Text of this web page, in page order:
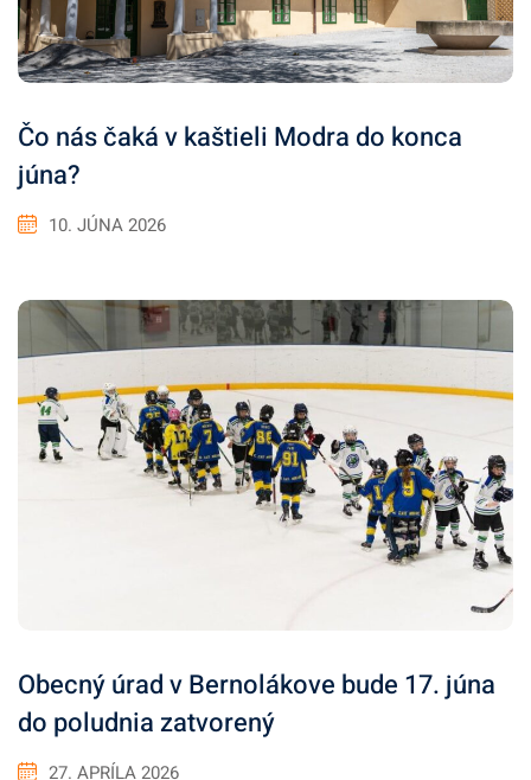
Čo nás čaká v kaštieli Modra do konca
júna?
10. JÚNA 2026
Obecný úrad v Bernolákove bude 17. júna
do poludnia zatvorený
27. APRÍLA 2026